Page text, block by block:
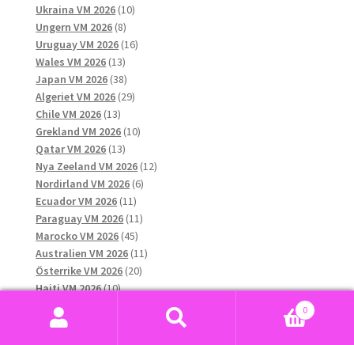
Ukraina VM 2026 1010
Ungern VM 2026 88
produkter
Uruguay VM 2026 1616
Wales VM 2026 1313
produkter
Japan VM 2026 3838
produkter
Algeriet VM 2026 2929
Chile VM 2026 1313
produkter
Grekland VM 2026 1010
Qatar VM 2026 1313
produkter
Nya Zeeland VM 2026 1212
Nordirland VM 2026 66
Ecuador VM 2026 1111
produkter
Paraguay VM 2026 1111
Marocko VM 2026 4545
produkter
Australien VM 2026 1111
Österrike VM 2026 2020
produkter
Haiti VM 2026 1010
Sydkorea VM 2026
produkter
Saudiarabien VM 2026
0